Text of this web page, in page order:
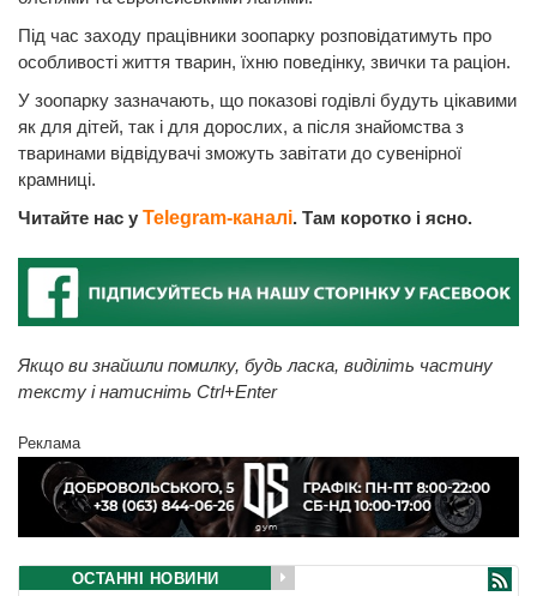
Під час заходу працівники зоопарку розповідатимуть про
особливості життя тварин, їхню поведінку, звички та раціон.
У зоопарку зазначають, що показові годівлі будуть цікавими
як для дітей, так і для дорослих, а після знайомства з
тваринами відвідувачі зможуть завітати до сувенірної
крамниці.
Читайте нас у Telegram-каналі. Там коротко і ясно.
Якщо ви знайшли помилку, будь ласка, виділіть частину
тексту і натисніть Ctrl+Enter
Реклама
ОСТАННІ НОВИНИ